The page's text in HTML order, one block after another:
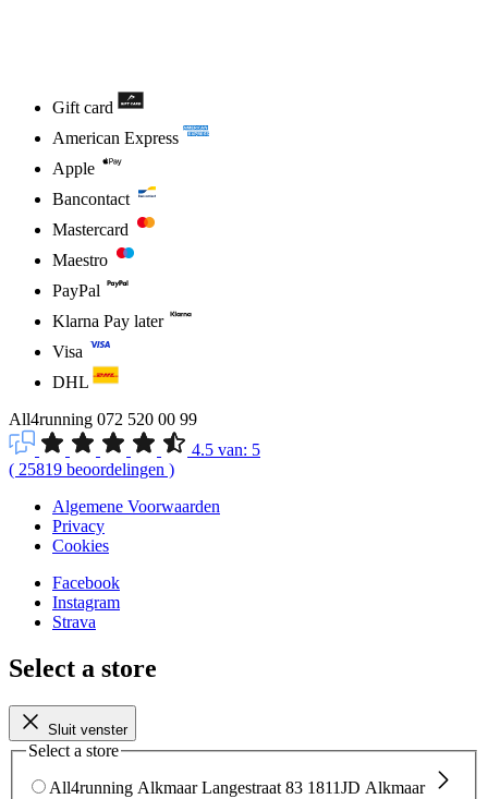
Gift card
American Express
Apple
Bancontact
Mastercard
Maestro
PayPal
Klarna Pay later
Visa
DHL
All4running 072 520 00 99
4.5 van: 5
( 25819 beoordelingen )
Algemene Voorwaarden
Privacy
Cookies
Facebook
Instagram
Strava
Select a store
Sluit venster
Select a store
All4running Alkmaar Langestraat 83 1811JD Alkmaar